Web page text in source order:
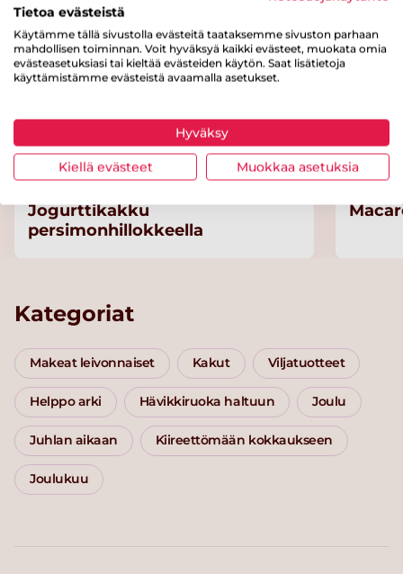
Jogurttikakku
persimonhillokkeella
Kategoriat
Makeat leivonnaiset Kakut Viljatuotteet
Helppo arki Hävikkiruoka haltuun Joulu
Juhlan aikaan Kiireettömään kokkaukseen
Joulukuu
Tietoa evästeistä
Käytämme tällä sivustolla evästeitä taataksemme sivuston parhaan
mahdollisen toiminnan. Voit hyväksyä kaikki evästeet, muokata omia
evästeasetuksiasi tai kieltää evästeiden käytön. Saat lisätietoja
käyttämistämme evästeistä avaamalla asetukset.
Hyväksy
Kiellä evästeet Muokkaa asetuksia